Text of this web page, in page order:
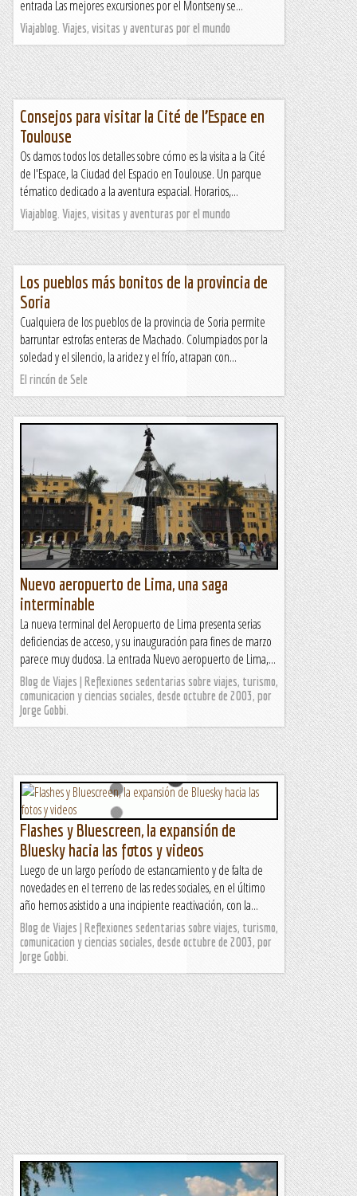
entrada Las mejores excursiones por el Montseny se...
Viajablog. Viajes, visitas y aventuras por el mundo
Consejos para visitar la Cité de l’Espace en
Toulouse
Os damos todos los detalles sobre cómo es la visita a la Cité
de l'Espace, la Ciudad del Espacio en Toulouse. Un parque
tématico dedicado a la aventura espacial. Horarios,...
Viajablog. Viajes, visitas y aventuras por el mundo
Los pueblos más bonitos de la provincia de
Soria
Cualquiera de los pueblos de la provincia de Soria permite
barruntar estrofas enteras de Machado. Columpiados por la
soledad y el silencio, la aridez y el frío, atrapan con...
El rincón de Sele
Nuevo aeropuerto de Lima, una saga
interminable
La nueva terminal del Aeropuerto de Lima presenta serias
deficiencias de acceso, y su inauguración para fines de marzo
parece muy dudosa. La entrada Nuevo aeropuerto de Lima,...
Blog de Viajes | Reflexiones sedentarias sobre viajes, turismo,
comunicacion y ciencias sociales, desde octubre de 2003, por
Jorge Gobbi.
Flashes y Bluescreen, la expansión de
Bluesky hacia las fotos y videos
Luego de un largo período de estancamiento y de falta de
novedades en el terreno de las redes sociales, en el último
año hemos asistido a una incipiente reactivación, con la...
Blog de Viajes | Reflexiones sedentarias sobre viajes, turismo,
comunicacion y ciencias sociales, desde octubre de 2003, por
Jorge Gobbi.